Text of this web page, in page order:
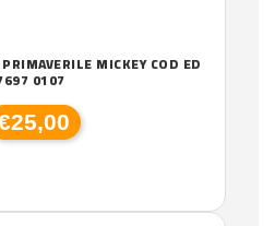
MICKEY COD ED
0107